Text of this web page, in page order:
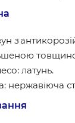
з
латунь.
нержавіюча